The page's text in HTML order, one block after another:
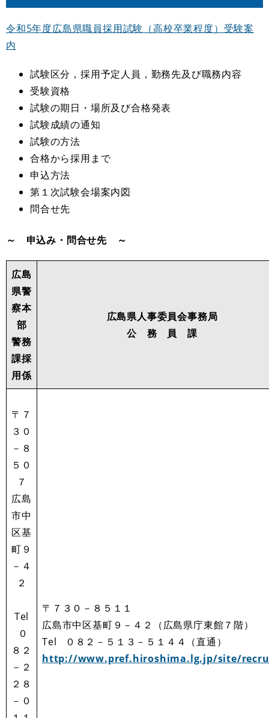
令和5年度広島県職員採用試験（高校卒業程度）受験案
内
試験区分，採用予定人員，勤務先及び職務内容
受験資格
試験の期日・場所及び合格発表
試験成績の通知
試験の方法
合格から採用まで
申込方法
第１次試験会場案内図
問合せ先
～ 申込み・問合せ先 ～
広島
県警
察本
部
警務
課採
用係
広島県人事委員会事務局
公 務 員 課
〒７
３０
－８
５０
７
広島
市中
区基
町９
－４
２
Tel
０
８２
－２
２８
－０
〒７３０－８５１１
広島市中区基町９－４２（広島県庁東館７階）
Tel ０８２－５１３－５１４４（直通）
http://www.pref.hiroshima.lg.jp/site/